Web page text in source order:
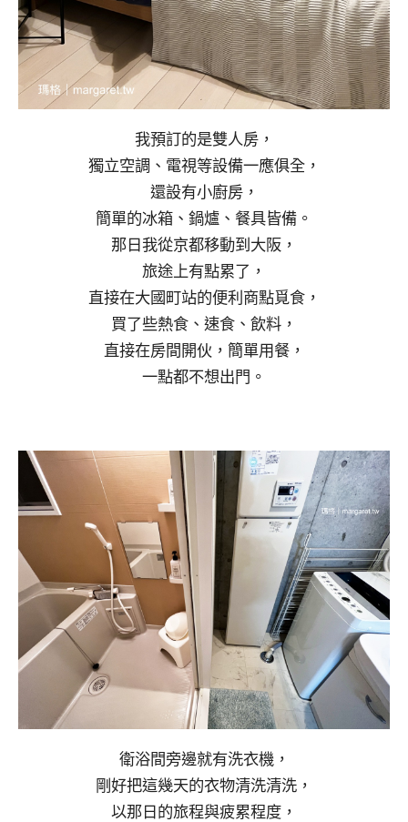
我預訂的是雙人房，
獨立空調、電視等設備一應俱全，
還設有小廚房，
簡單的冰箱、鍋爐、餐具皆備。
那日我從京都移動到大阪，
旅途上有點累了，
直接在大國町站的便利商點覓食，
買了些熱食、速食、飲料，
直接在房間開伙，簡單用餐，
一點都不想出門。
衛浴間旁邊就有洗衣機，
剛好把這幾天的衣物清洗清洗，
以那日的旅程與疲累程度，